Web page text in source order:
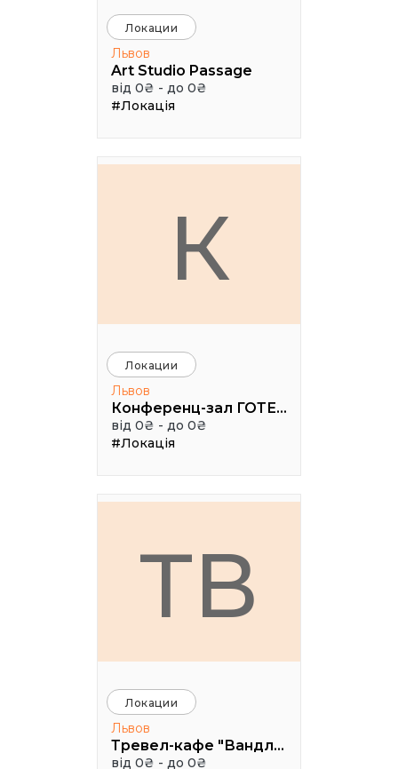
Локации
Львов
Art Studio Passage
від 0₴ - до 0₴
#Локація
К
Локации
Львов
Конференц-зал ГОТЕЛЬ "МОДЕРН"
від 0₴ - до 0₴
#Локація
ТВ
Локации
Львов
Тревел-кафе "Вандлер
від 0₴ - до 0₴